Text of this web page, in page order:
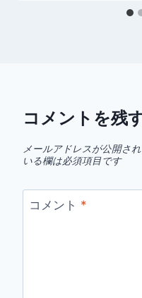
コメントを残
メールアドレスが公開さ
いる欄は必須項目です
コメント *